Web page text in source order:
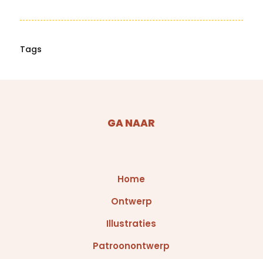
GA NAAR
Home
Ontwerp
Illustraties
Patroonontwerp